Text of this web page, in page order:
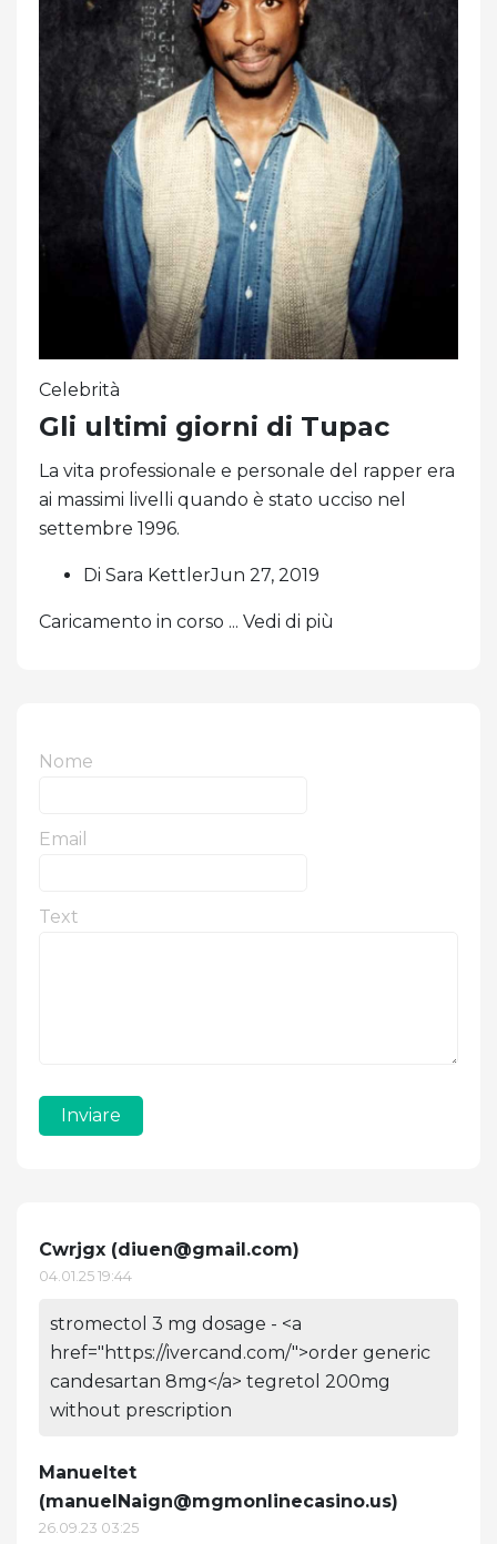
Celebrità
Gli ultimi giorni di Tupac
La vita professionale e personale del rapper era
ai massimi livelli quando è stato ucciso nel
settembre 1996.
Di Sara KettlerJun 27, 2019
Caricamento in corso ... Vedi di più
Nome
Email
Text
Inviare
Cwrjgx (diuen@gmail.com)
04.01.25 19:44
stromectol 3 mg dosage - <a
href="https://ivercand.com/">order generic
candesartan 8mg</a> tegretol 200mg
without prescription
Manueltet
(manuelNaign@mgmonlinecasino.us)
26.09.23 03:25